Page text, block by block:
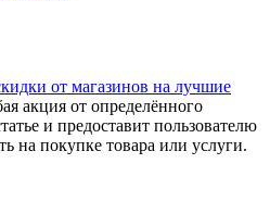
от магазинов на лучшие
акция от определённого
и предоставит пользователю
на покупке товара или услуги.